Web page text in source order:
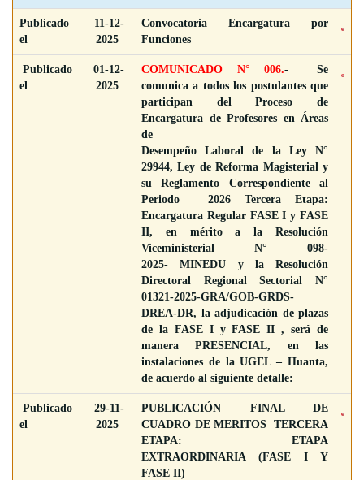
Publicado
el
11-12-
2025
Convocatoria Encargatura por
Funciones
Publicado
el
01-12-
2025
COMUNICADO N° 006.- Se
comunica a todos los postulantes que
participan del Proceso de
Encargatura de Profesores en Áreas
de
Desempeño Laboral de la Ley N°
29944, Ley de Reforma Magisterial y
su Reglamento Correspondiente al
Periodo 2026 Tercera Etapa:
Encargatura Regular FASE I y FASE
II, en mérito a la Resolución
Viceministerial N° 098-
2025- MINEDU y la Resolución
Directoral Regional Sectorial N°
01321-2025-GRA/GOB-GRDS-
DREA-DR, la adjudicación de plazas
de la FASE I y FASE II , será de
manera PRESENCIAL, en las
instalaciones de la UGEL – Huanta,
de acuerdo al siguiente detalle:
Publicado
el
29-11-
2025
PUBLICACIÓN FINAL DE
CUADRO DE MERITOS TERCERA
ETAPA: ETAPA
EXTRAORDINARIA (FASE I Y
FASE II)